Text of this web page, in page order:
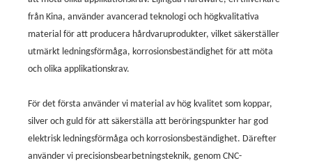
från Kina, använder avancerad teknologi och högkvalitativa
material för att producera hårdvaruprodukter, vilket säkerställer
utmärkt ledningsförmåga, korrosionsbeständighet för att möta
och olika applikationskrav.
För det första använder vi material av hög kvalitet som koppar,
silver och guld för att säkerställa att beröringspunkter har god
elektrisk ledningsförmåga och korrosionsbeständighet. Därefter
använder vi precisionsbearbetningsteknik, genom CNC-